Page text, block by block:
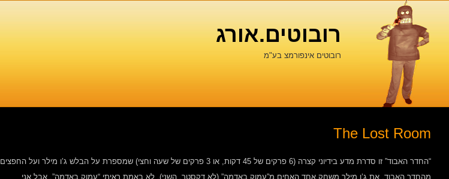
רובוטים.אורג
רובוטים אינפורמצ בע"מ
The Lost Room
“החדר האבוד” זו סדרת מדע בידיוני קצרה (6 פרקים של 45 דקות, או 3 פרקים של שעה וחצי) שמספרת על הבלש ג’ו מילר ועל החפצים
מהחדר האבוד. את ג’ו מילר משחק אחד האחים מ”עמוק באדמה” (לא דקסטר, השני). לא באמת ראיתי “עמוק באדמה”, אבל אני